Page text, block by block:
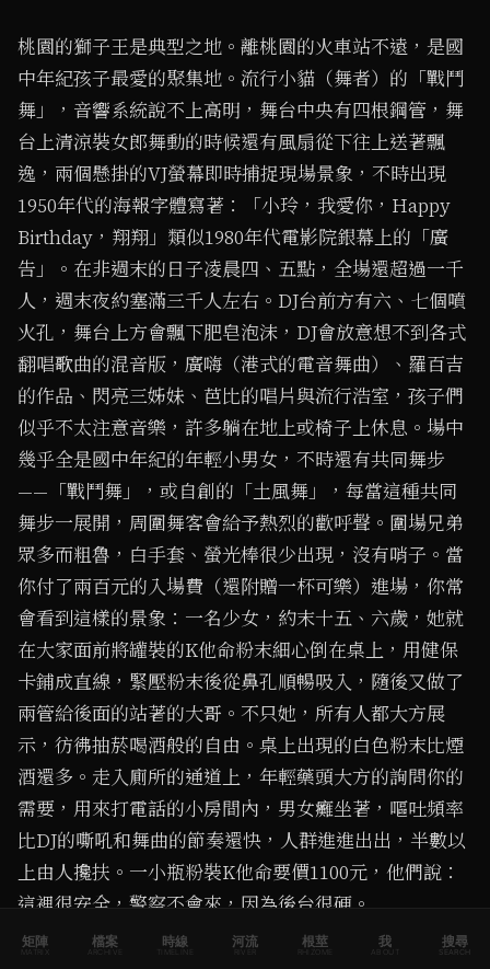
矩陣
MATRIX
檔案
ARCHIVE
時線 河流
RIVER
根莖 我 搜尋
SEARCH
桃園的獅子王是典型之地。離桃園的火車站不遠，是國
中年紀孩子最愛的聚集地。流行小貓（舞者）的「戰鬥
舞」，音響系統說不上高明，舞台中央有四根鋼管，舞
台上清涼裝女郎舞動的時候還有風扇從下往上送著飄
逸，兩個懸掛的VJ螢幕即時捕捉現場景象，不時出現
1950年代的海報字體寫著：「小玲，我愛你，Happy
Birthday，翔翔」類似1980年代電影院銀幕上的「廣
告」。在非週末的日子凌晨四、五點，全場還超過一千
人，週末夜約塞滿三千人左右。DJ台前方有六、七個噴
火孔，舞台上方會飄下肥皂泡沫，DJ會放意想不到各式
翻唱歌曲的混音版，廣嗨（港式的電音舞曲）、羅百吉
的作品、閃亮三姊妹、芭比的唱片與流行浩室，孩子們
似乎不太注意音樂，許多躺在地上或椅子上休息。場中
幾乎全是國中年紀的年輕小男女，不時還有共同舞步
——「戰鬥舞」，或自創的「土風舞」，每當這種共同
舞步一展開，周圍舞客會給予熱烈的歡呼聲。圍場兄弟
眾多而粗魯，白手套、螢光棒很少出現，沒有哨子。當
你付了兩百元的入場費（還附贈一杯可樂）進場，你常
會看到這樣的景象：一名少女，約末十五、六歲，她就
在大家面前將罐裝的K他命粉末細心倒在桌上，用健保
卡鋪成直線，緊壓粉末後從鼻孔順暢吸入，隨後又做了
兩管給後面的站著的大哥。不只她，所有人都大方展
示，彷彿抽菸喝酒般的自由。桌上出現的白色粉末比煙
酒還多。走入廁所的通道上，年輕藥頭大方的詢問你的
需要，用來打電話的小房間內，男女癱坐著，嘔吐頻率
比DJ的嘶吼和舞曲的節奏還快，人群進進出出，半數以
上由人攙扶。一小瓶粉裝K他命要價1100元，他們說：
這裡很安全，警察不會來，因為後台很硬。